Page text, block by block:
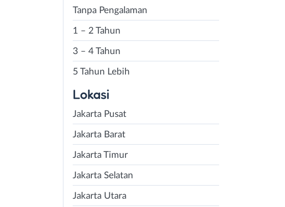
Tanpa Pengalaman
1 – 2 Tahun
3 – 4 Tahun
5 Tahun Lebih
Lokasi
Jakarta Pusat
Jakarta Barat
Jakarta Timur
Jakarta Selatan
Jakarta Utara